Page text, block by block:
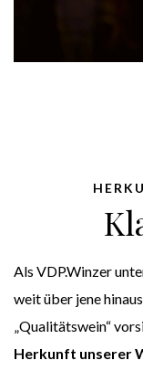
Als VDP.Winzer
weit über jene
„Qualitätswein“
Herkunft unserer